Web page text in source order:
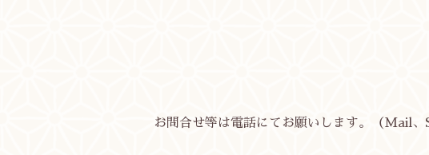
お問合せ等は電話にてお願いします。（Mail、